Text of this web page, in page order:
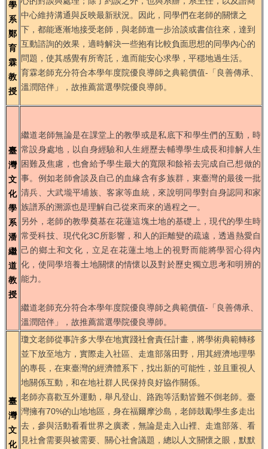
學
系
鄭
育
霖
教
授
中心維持溝通與反映最新狀況。因此，同學們在老師的關懷之
下，都能逐漸地接受老師，與老師進一步洽談或書信往來，達到
互動諮詢的效果，適時解決一些抱有比較負面思想的同學內心的
問題，使其感覺有所寄託，進而能安心求學，平穩地過生活。
育霖老師充分符合本學年度院優良導師之典範價值-「良善傳承、
溫潤陪伴」，故推薦當選學院優良導師。
臺
灣
文
化
學
系
潘
繼
道
教
授
繼道老師無論是在課堂上的教學或是私底下和學生們的互動，時
常設身處地，以自身經驗和人生經歷去輔導學生成長和排解人生
困難及焦慮，也會給予學生最大的寬限和餘裕去完成自己想做的
事。例如老師會談及自己的血緣含有多族群，東臺灣的最後一批
清兵、大武壠平埔族、客家等血統，來說明同學對自身認同和家
族譜系的溯源也是理解自己從來而來的過程之一。
另外，老師的教學奠基在花蓮這塊土地的基礎上，現代的學生時
常受科技、現代化3C所影響，和人的距離變的疏遠，透過熱愛自
己的鄉土和文化，立足在花蓮土地上的視野而能將學習心得內
化，使同學培養土地關懷的情懷以及對於歷史獨立思考和明辨的
能力。
繼道老師充分符合本學年度院優良導師之典範價值-「良善傳承、
溫潤陪伴」，故推薦當選學院優良導師。
臺
灣
文
化
瓊文老師從事許多大學在地實踐社會責任計畫，將學術典範轉移
並下放至地方，實際走入社區、走進部落田野，用其經濟地理學
的專長，在東臺灣的經濟體系下，找出新的可能性，並且重視人
地關係互動，和在地社群人民保持良好協作關係。
老師亦喜歡互外運動，舉凡登山、路跑等活動皆難不倒老師。臺
灣擁有70%的山地地區，身在福爾摩沙島，老師鼓勵學生多走出
去，參與活動看看世界之廣袤，無論是走入山裡、走進部落、看
見社會需要與被需要、關心社會議題，總以人文關懷之眼，默默